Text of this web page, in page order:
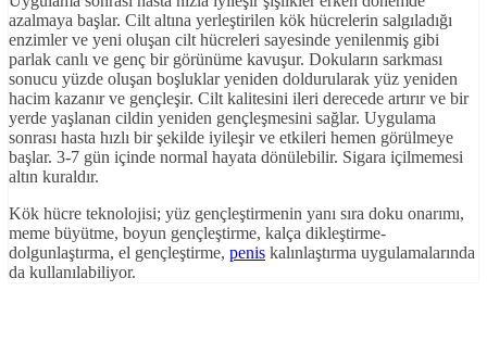
azalmaya başlar. Cilt altına yerleştirilen kök hücrelerin salgıladığı
enzimler ve yeni oluşan cilt hücreleri sayesinde yenilenmiş gibi
parlak canlı ve genç bir görünüme kavuşur. Dokuların sarkması
sonucu yüzde oluşan boşluklar yeniden doldurularak yüz yeniden
hacim kazanır ve gençleşir. Cilt kalitesini ileri derecede artırır ve bir
yerde yaşlanan cildin yeniden gençleşmesini sağlar. Uygulama
sonrası hasta hızlı bir şekilde iyileşir ve etkileri hemen görülmeye
başlar. 3-7 gün içinde normal hayata dönülebilir. Sigara içilmemesi
altın kuraldır.
Kök hücre teknolojisi; yüz gençleştirmenin yanı sıra doku onarımı,
meme büyütme, boyun gençleştirme, kalça dikleştirme-
dolgunlaştırma, el gençleştirme, penis kalınlaştırma uygulamalarında
da kullanılabiliyor.